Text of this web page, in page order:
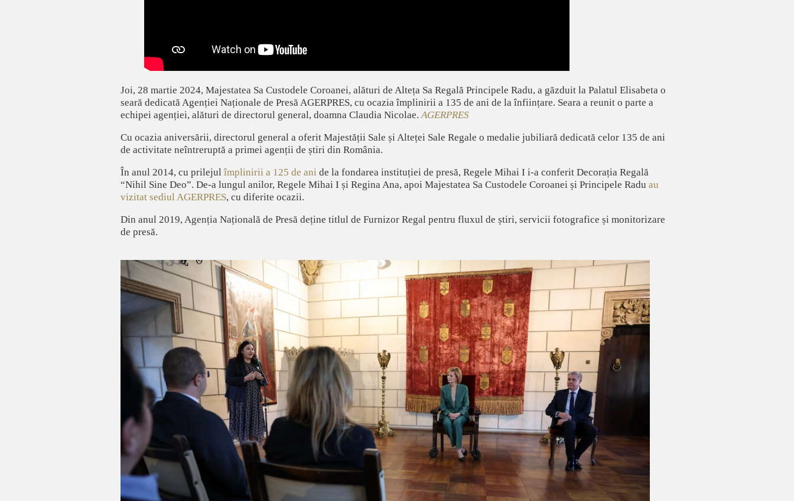
Joi, 28 martie 2024, Majestatea Sa Custodele Coroanei, alături de Alteța Sa Regală Principele Radu, a găzduit la Palatul Elisabeta o
seară dedicată Agenției Naționale de Presă AGERPRES, cu ocazia împlinirii a 135 de ani de la înființare. Seara a reunit o parte a
echipei agenției, alături de directorul general, doamna Claudia Nicolae.AGERPRES
Cu ocazia aniversării, directorul general a oferit Majestății Sale și Alteței Sale Regale o medalie jubiliară dedicată celor 135 de ani
de activitate neîntreruptă a primei agenții de știri din România.
În anul 2014, cu prilejulîmplinirii a 125 de ani de la fondarea instituției de presă, Regele Mihai I i-a conferit Decorația Regală
“Nihil Sine Deo”. De-a lungul anilor, Regele Mihai I și Regina Ana, apoi Majestatea Sa Custodele Coroanei și Principele Radu au
vizitat sediul AGERPRES, cu diferite ocazii.
Din anul 2019, Agenția Națională de Presă deține titlul de Furnizor Regal pentru fluxul de știri, servicii fotografice și monitorizare
de presă.